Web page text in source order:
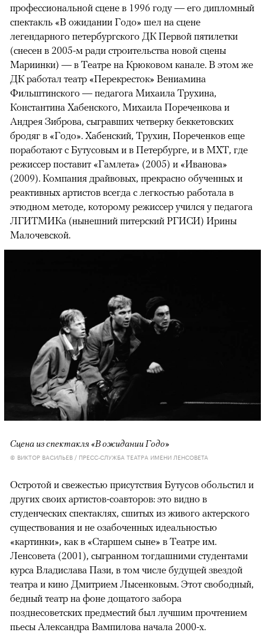
профессиональной сцене в 1996 году — его дипломный
спектакль «В ожидании Годо» шел на сцене
легендарного петербургского ДК Первой пятилетки
(снесен в 2005-м ради строительства новой сцены
Мариинки) — в Театре на Крюковом канале. В этом же
ДК работал театр «Перекресток» Вениамина
Фильштинского — педагога Михаила Трухина,
Константина Хабенского, Михаила Пореченкова и
Андрея Зиброва, сыгравших четверку беккетовских
бродяг в «Годо». Хабенский, Трухин, Пореченков еще
поработают с Бутусовым и в Петербурге, и в МХТ, где
режиссер поставит «Гамлета» (2005) и «Иванова»
(2009). Компания драйвовых, прекрасно обученных и
реактивных артистов всегда с легкостью работала в
этюдном методе, которому режиссер учился у педагога
ЛГИТМИКа (нынешний питерский РГИСИ) Ирины
Малочевской.
Сцена из спектакля «В ожидании Годо»
© ВИКТОР ВАСИЛЬЕВ / ПРЕСС-СЛУЖБА ТЕАТРА ИМЕНИ ЛЕНСОВЕТА
Остротой и свежестью присутствия Бутусов обольстил и
других своих артистов-соавторов: это видно в
студенческих спектаклях, сшитых из живого актерского
существования и не озабоченных идеальностью
«картинки», как в «Старшем сыне» в Театре им.
Ленсовета (2001), сыгранном тогдашними студентами
курса Владислава Пази, в том числе будущей звездой
театра и кино Дмитрием Лысенковым. Этот свободный,
бедный театр на фоне дощатого забора
позднесоветских предместий был лучшим прочтением
пьесы Александра Вампилова начала 2000-х.